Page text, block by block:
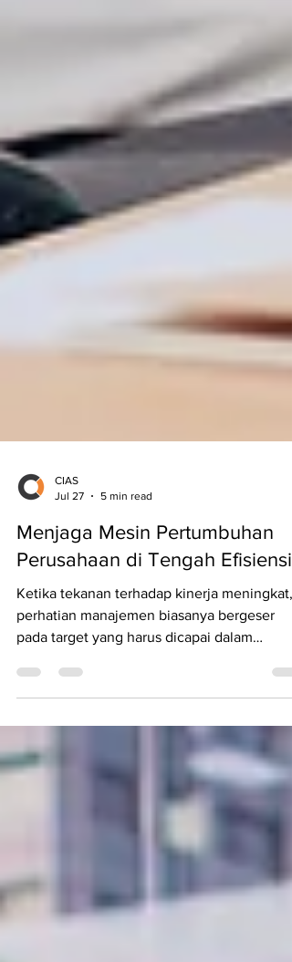
CIAS
Jul 27
5 min read
Menjaga Mesin Pertumbuhan
Perusahaan di Tengah Efisiensi
Ketika tekanan terhadap kinerja meningkat,
pada target yang harus dicapai dalam
beberapa kuartal ke depan. Profitabilitas
dijaga, biaya dikendalikan, dan setiap
investasi dievaluasi lebih ketat. Dalam
seperti ini, perusahaan cenderung menjadi
lebih selektif dalam menentukan prioritas,
termasuk terhadap program inovasi yang
dekat. Keputusan tersebut dapat dipahami.
Ketika perusahaan berada